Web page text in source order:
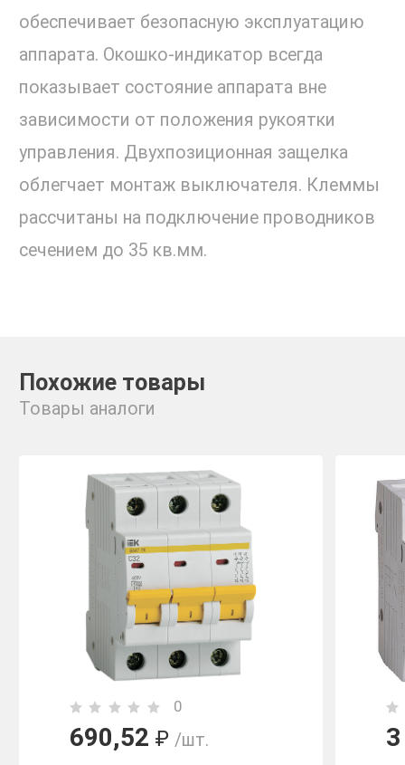
обеспечивает безопасную эксплуатацию
аппарата. Окошко-индикатор всегда
показывает состояние аппарата вне
зависимости от положения рукоятки
управления. Двухпозиционная защелка
облегчает монтаж выключателя. Клеммы
рассчитаны на подключение проводников
сечением до 35 кв.мм.
Похожие товары
Товары аналоги
0
690,52 ₽ /шт.